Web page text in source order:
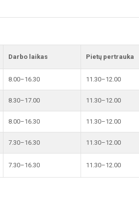
Darbo laikas Pietų pertrauka
8.00–16.30 11.30–12.00
8.30–17.00 11.30–12.00
8.00–16.30 11.30–12.00
7.30–16.30 11.30–12.00
7.30–16.30 11.30–12.00